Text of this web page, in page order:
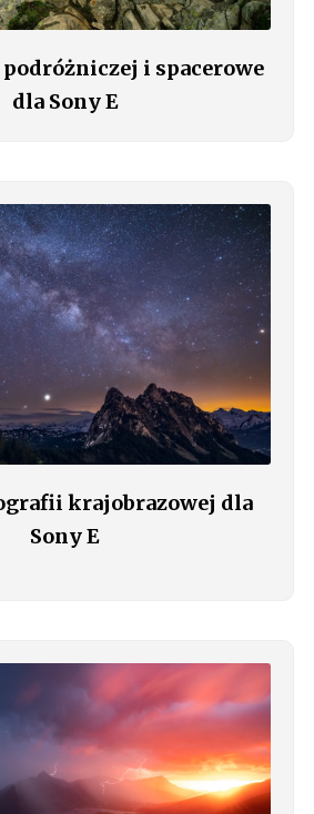
i spacerowe
dla Sony E
krajobrazowej dla
Sony E